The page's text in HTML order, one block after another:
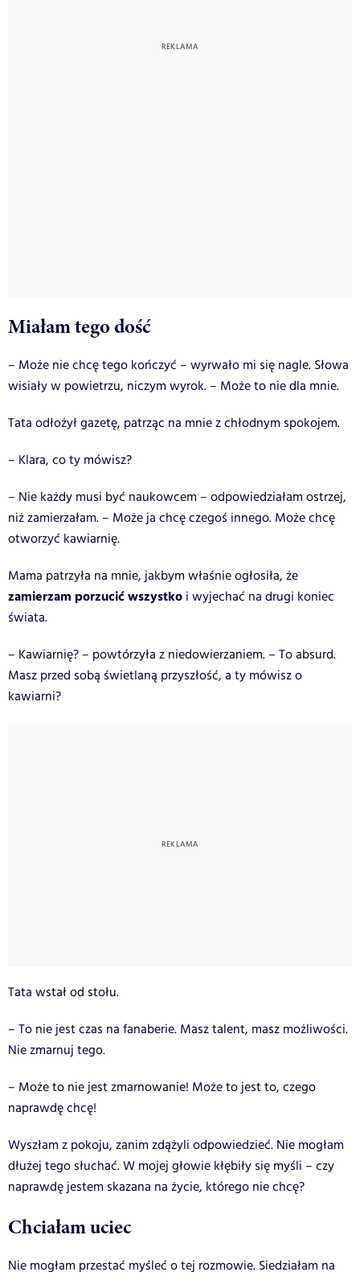
Miałam tego dość
– Może nie chcę tego kończyć – wyrwało mi się nagle. Słowa
wisiały w powietrzu, niczym wyrok. – Może to nie dla mnie.
Tata odłożył gazetę, patrząc na mnie z chłodnym spokojem.
– Klara, co ty mówisz?
– Nie każdy musi być naukowcem – odpowiedziałam ostrzej,
niż zamierzałam. – Może ja chcę czegoś innego. Może chcę
otworzyć kawiarnię.
Mama patrzyła na mnie, jakbym właśnie ogłosiła, że
zamierzam porzucić wszystko i wyjechać na drugi koniec
świata.
– Kawiarnię? – powtórzyła z niedowierzaniem. – To absurd.
Masz przed sobą świetlaną przyszłość, a ty mówisz o
kawiarni?
Tata wstał od stołu.
– To nie jest czas na fanaberie. Masz talent, masz możliwości.
Nie zmarnuj tego.
– Może to nie jest zmarnowanie! Może to jest to, czego
naprawdę chcę!
Wyszłam z pokoju, zanim zdążyli odpowiedzieć. Nie mogłam
dłużej tego słuchać. W mojej głowie kłębiły się myśli – czy
naprawdę jestem skazana na życie, którego nie chcę?
Chciałam uciec
Nie mogłam przestać myśleć o tej rozmowie. Siedziałam na